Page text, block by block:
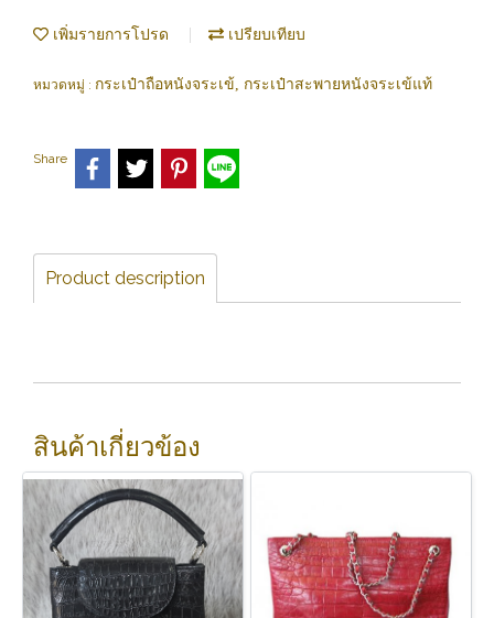
เพิ่มรายการโปรด เปรียบเทียบ
หมวดหมู่ : กระเป๋าถือหนังจระเข้, กระเป๋าสะพายหนังจระเข้แท้
Share
Product description
สินค้าเกี่ยวข้อง